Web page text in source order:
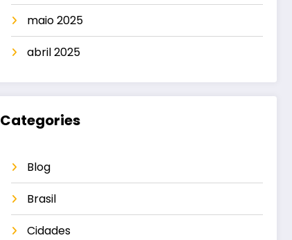
maio 2025
abril 2025
Categories
Blog
Brasil
Cidades